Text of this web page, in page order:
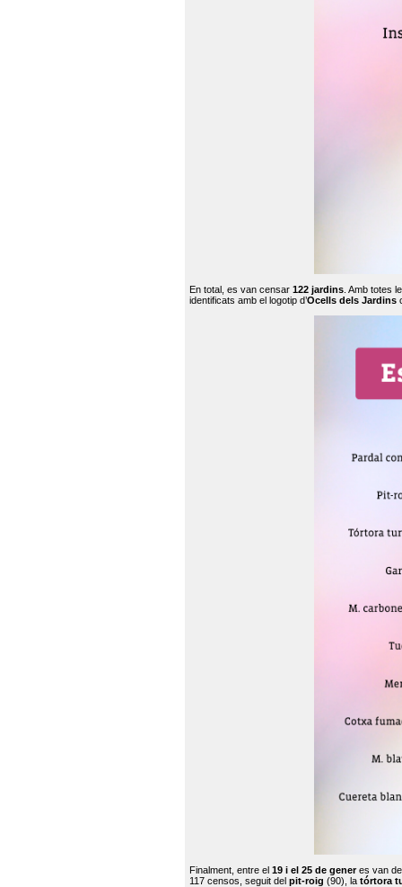
En total, es van censar 122 jardins . Amb totes
identificats amb el logotip d’Ocells dels Jardins
Finalment, entre el 19 i el 25 de generes van
117 censos, seguit del pit-roig (90), la tórtora